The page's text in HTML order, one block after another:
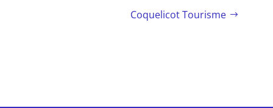
Coquelicot Tourisme